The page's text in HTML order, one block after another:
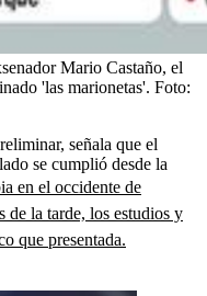
Mario Castaño, el
'las marionetas'. Foto:
señala que el
se cumplió desde la
en el occidente de
de la tarde, los estudios y
que presentada.